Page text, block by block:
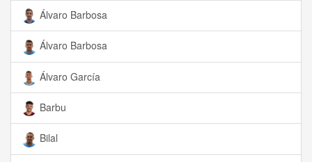
Álvaro Barbosa
Álvaro Barbosa
Álvaro García
Barbu
Bilal